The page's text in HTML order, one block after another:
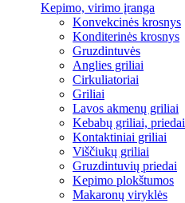
Kepimo, virimo įranga
Konvekcinės krosnys
Konditerinės krosnys
Gruzdintuvės
Anglies griliai
Cirkuliatoriai
Griliai
Lavos akmenų griliai
Kebabų griliai, priedai
Kontaktiniai griliai
Viščiukų griliai
Gruzdintuvių priedai
Kepimo plokštumos
Makaronų viryklės